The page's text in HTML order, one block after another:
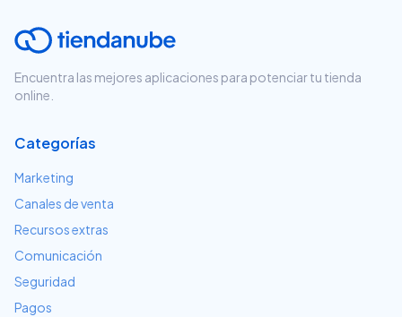
Encuentra las mejores aplicaciones para potenciar tu tienda
online.
Categorías
Marketing
Canales de venta
Recursos extras
Comunicación
Seguridad
Pagos